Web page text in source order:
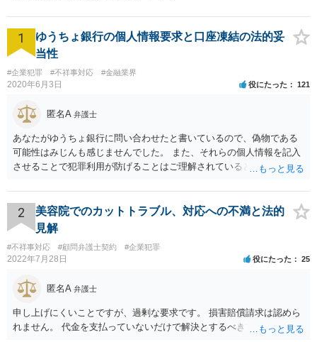
1
ゆうちょ銀行の個人情報要求と口座凍結の法的妥
当性
#企業犯罪 #不祥事対応 #金融業界
2020年6月3日 役にたった 121
匿名A 弁護士
あなたがゆうちょ銀行に問い合わせたと書いているので、偽物である
可能性はみじんも感じませんでした。 また、それらの個人情報を記入
させることで犯罪利用が防げることはご理解されているとおりです。
士に同意を求めているだけです。 最初の回答では分かりづらかったの
かもしれませんが、質問にわかりやすく答えると「法的に許される」
が答えになります。 補足でアドバイスしておきますと、今私に反論し
てきたその内容をゆうちょ銀行にぶつければいいとおもいます。 もっ
とも、ぶつけられたゆうちょ銀行があなたと契約するかは法律上ゆう
ちょ銀行の自由です。
2
美容院でのカットトラブル、対応への不満と法的
見解
#不祥事対応 #顧問弁護士契約 #企業犯罪
2022年7月28日 役にたった 25
匿名A 弁護士
申し上げにくいことですが、過剰な要求です。 損害賠償請求は認めら
れません。 代金を支払っていないだけで解決とするべきでしょう。